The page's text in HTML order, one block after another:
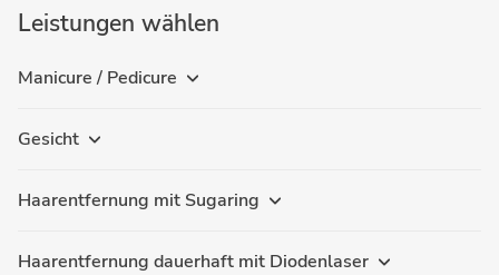
Leistungen wählen
Manicure / Pedicure
Gesicht
Haarentfernung mit Sugaring
Haarentfernung dauerhaft mit Diodenlaser